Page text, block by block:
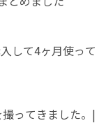
して4ヶ月使って
ってきました。|